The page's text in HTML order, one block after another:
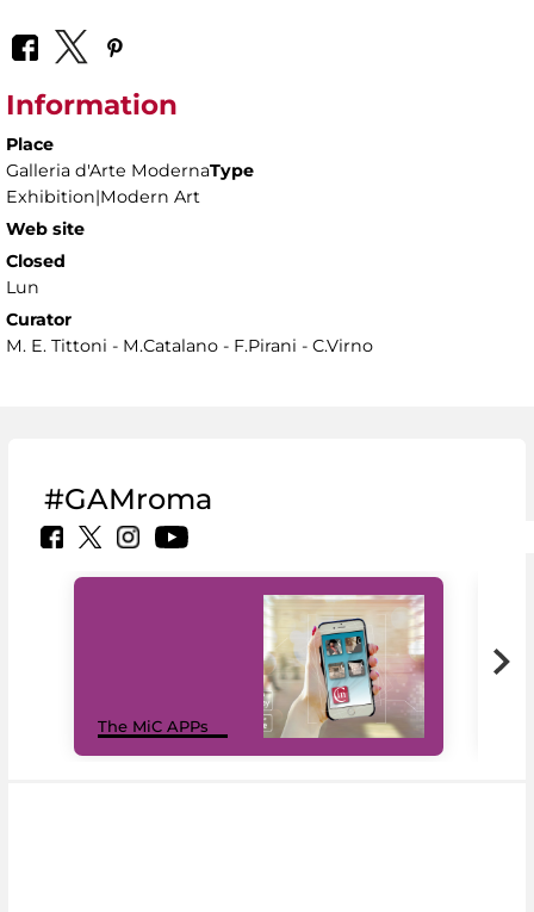
Information
Place
Galleria d'Arte ModernaType
Exhibition|Modern Art
Web site
Closed
Lun
Curator
M. E. Tittoni - M.Catalano - F.Pirani - C.Virno
#GAMroma
The MiC APPs